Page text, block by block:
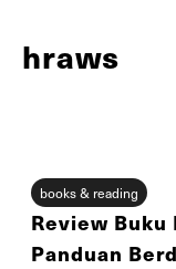
hraws
books & reading
Review Buku
Panduan